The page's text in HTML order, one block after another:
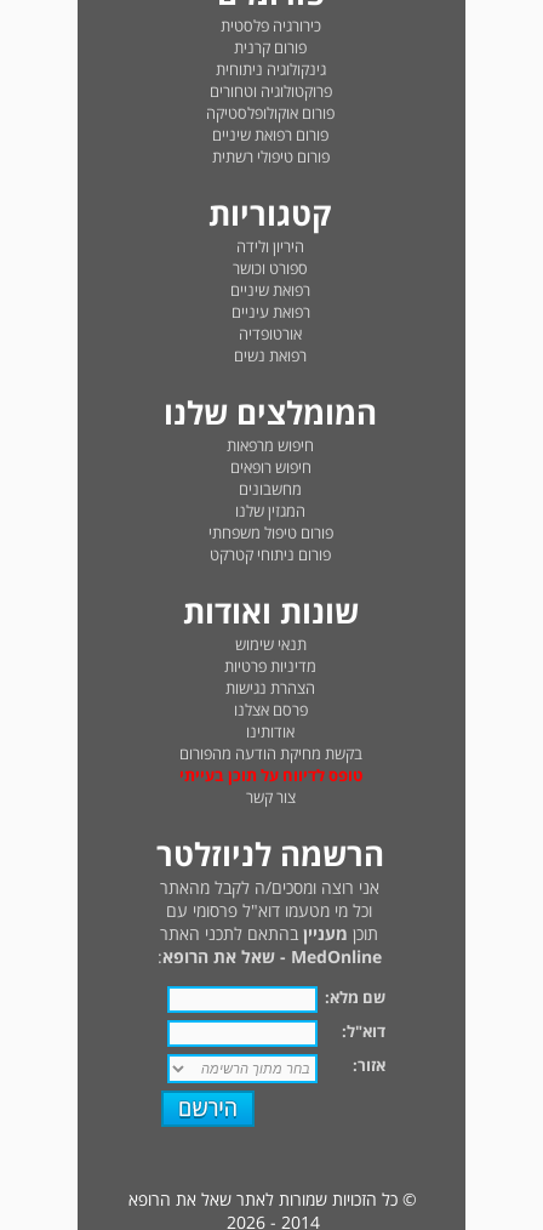
כירורגיה פלסטית
פורום קרנית
גינקולוגיה ניתוחית
פרוקטולוגיה וטחורים
פורום אוקולופלסטיקה
פורום רפואת שיניים
פורום טיפולי רשתית
קטגוריות
היריון ולידה
ספורט וכושר
רפואת שיניים
רפואת עיניים
אורטופדיה
רפואת נשים
המומלצים שלנו
חיפוש מרפאות
חיפוש רופאים
מחשבונים
המגזין שלנו
פורום טיפול משפחתי
פורום ניתוחי קטרקט
שונות ואודות
תנאי שימוש
מדיניות פרטיות
הצהרת נגישות
פרסם אצלנו
אודותינו
בקשת מחיקת הודעה מהפורום
טופס לדיווח על תוכן בעייתי
צור קשר
הרשמה לניוזלטר
אני רוצה ומסכים/ה לקבל מהאתר
וכל מי מטעמו דוא"ל פרסומי עם
תוכן מעניין בהתאם לתכני האתר
MedOnline - שאל את הרופא
:
שם מלא:
דוא"ל:
אזור:
© כל הזכויות שמורות לאתר שאל את הרופא
2014 - 2026